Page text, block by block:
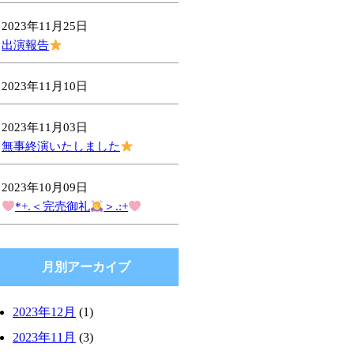
2023年11月25日
出演報告
2023年11月10日
2023年11月03日
無事終演いたしました
2023年10月09日
*+.＜完売御礼
＞.:+
月別アーカイブ
2023年12月 (1)
2023年11月 (3)